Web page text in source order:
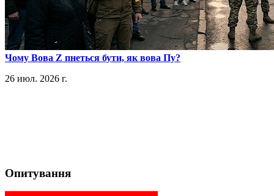
​Чому Вова Z пнеться бути, як вова Пу?
26 июл. 2026 г.
Опитування